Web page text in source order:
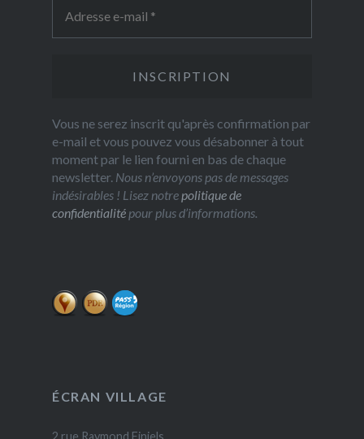
Vous ne serez inscrit qu'après confirmation par
e-mail et vous pouvez vous désabonner à tout
moment par le lien fourni en bas de chaque
newsletter. Nous n’envoyons pas de messages
indésirables ! Lisez notrepolitique de
confidentialitépour plus d’informations.
ÉCRAN VILLAGE